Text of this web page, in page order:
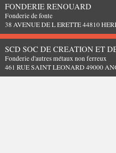
FONDERIE RENOUARD
Fonderie de fonte
38 AVENUE DE L ERETTE 44810
SCD SOC DE CREATION ET
Fonderie d'autres métaux non ferreux
461 RUE SAINT LEONARD 49000